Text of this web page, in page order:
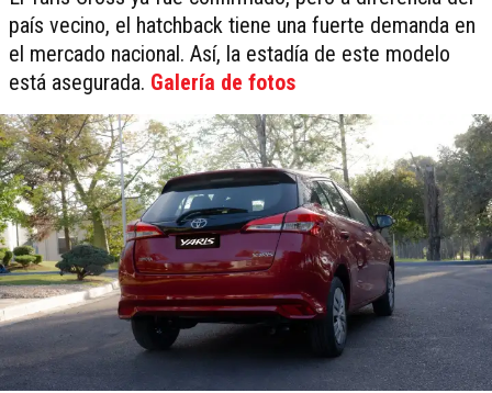
país vecino, el hatchback tiene una fuerte demanda en
el mercado nacional. Así, la estadía de este modelo
está asegurada. Galería de fotos